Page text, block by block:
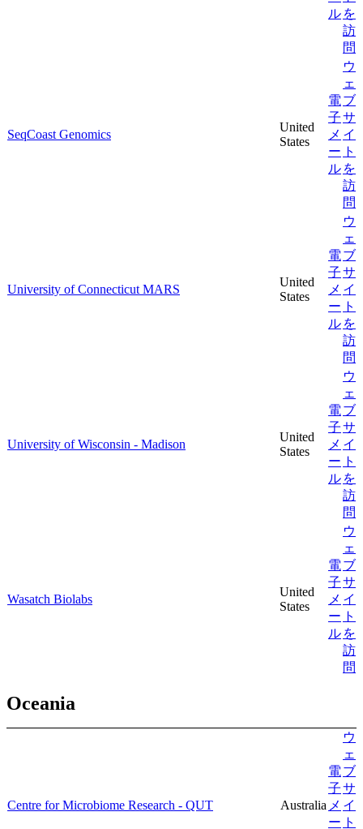
ル を
訪
問
SeqCoast Genomics
United
States
電
子
メ
ー
ル
ウ
ェ
ブ
サ
イ
ト
を
訪
問
University of Connecticut MARS
United
States
電
子
メ
ー
ル
ウ
ェ
ブ
サ
イ
ト
を
訪
問
University of Wisconsin - Madison
United
States
電
子
メ
ー
ル
ウ
ェ
ブ
サ
イ
ト
を
訪
問
Wasatch Biolabs
United
States
電
子
メ
ー
ル
ウ
ェ
ブ
サ
イ
ト
を
訪
問
Oceania
Centre for Microbiome Research - QUT Australia
電
子
メ
ー
ウ
ェ
ブ
サ
イ
ト